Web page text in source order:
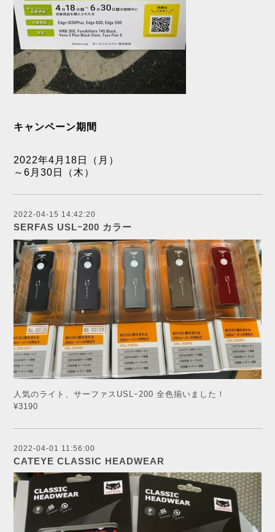
キャンペーン期間
2022年4月18日（月）
～6月30日（木）
2022-04-15 14:42:20
SERFAS USLｰ200 カラー
人気のライト、サーファスUSLｰ200 全色揃いました！
¥3190
2022-04-01 11:56:00
CATEYE CLASSIC HEADWEAR